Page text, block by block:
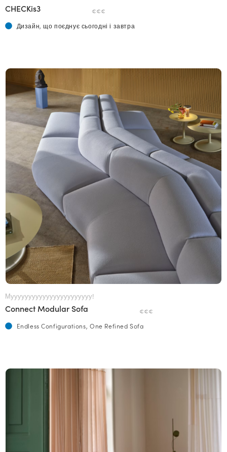
CHECKis3 €€€
Дизайн, що поєднує сьогодні і завтра
Мууууууууууууууууууууууу!
Connect Modular Sofa €€€
Endless Configurations, One Refined Sofa